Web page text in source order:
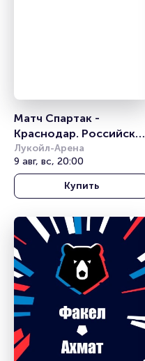
Матч Спартак -
Краснодар. Российская
Премьер Лига
Лукойл-Арена
9 авг, вс, 20:00
Купить